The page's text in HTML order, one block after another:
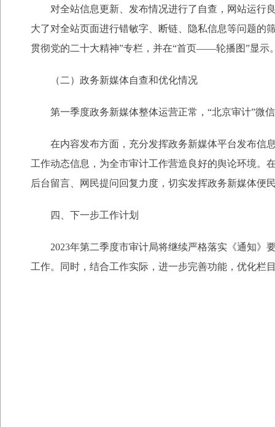
对全站信息更新、发布情况进行了自查，网站运行
大了对全站页面进行错敏字、断链、隐私信息等问题的
贯彻党的二十大精神”专栏，并在“首页——轮播图”显示
（二）政务新媒体自查和优化情况
第一季度政务新媒体整体运营正常，“北京审计”微
在内容发布方面，充分发挥政务新媒体平台发布信
工作动态信息，为全市审计工作营造良好的舆论环境。
后台留言、网民提问回复力度，切实发挥政务新媒体便
四、下一步工作计划
2023年第二季度市审计局将继续严格落实《通知
工作。同时，结合工作实际，进一步完善功能，优化栏